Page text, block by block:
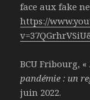
face aux fake
https://
BCU Fribourg, «
pandémie : un
juin 2022.